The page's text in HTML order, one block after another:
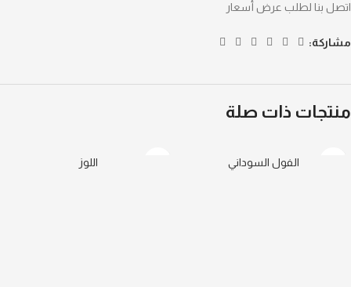
اتصل بنا لطلب عرض أسعار
مشاركة:
منتجات ذات صلة
الفول السوداني اللوز